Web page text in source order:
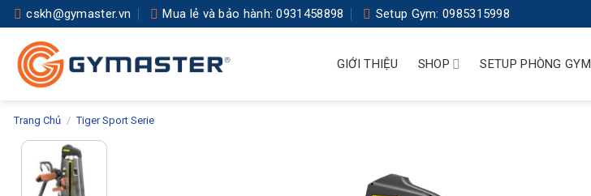
Skip
to
content
cskh@gymaster.vn Mua lẻ và bảo hành: 0931458898 Setup Gym: 0985315998
GIỚI THIỆU SHOP SETUP PHÒNG GYM
Trang Chủ / Tiger Sport Serie